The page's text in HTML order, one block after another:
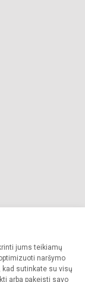
jums teikiamų
naršymo
kad sutinkate su visų
arba pakeisti savo
saugomos.
draudžiama.